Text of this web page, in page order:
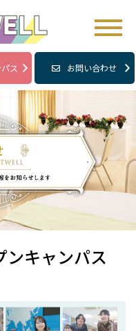
ス お問い合わせ
ンキャンパス